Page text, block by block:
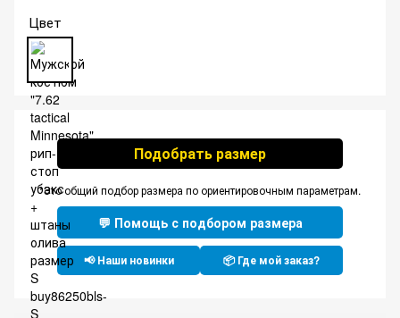
Цвет
Подобрать размер
*Это общий подбор размера по ориентировочным параметрам.
💬 Помощь с подбором размера
📢 Наши новинки 📦 Где мой заказ?